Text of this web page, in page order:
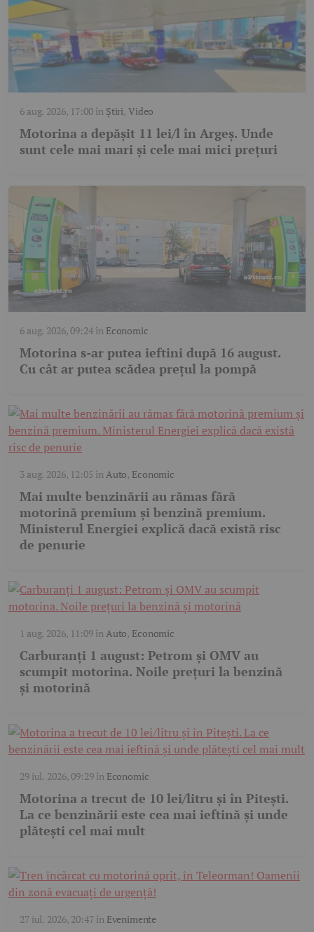
6 aug. 2026, 17:00în Știri,Video
Motorina a depășit 11 lei/l în Argeș. Unde
sunt cele mai mari și cele mai mici prețuri
6 aug. 2026, 09:24în Economic
Motorina s-ar putea ieftini după 16 august.
Cu cât ar putea scădea prețul la pompă
3 aug. 2026, 12:05 înAuto, Economic
Mai multe benzinării au rămas fără
motorină premium și benzină premium.
Ministerul Energiei explică dacă există risc
de penurie
1 aug. 2026, 11:09înAuto, Economic
Carburanți 1 august: Petrom și OMV au
scumpit motorina. Noile prețuri la benzină
și motorină
29 iul. 2026, 09:29în Economic
Motorina a trecut de 10 lei/litru și în Pitești.
La ce benzinării este cea mai ieftină și unde
plătești cel mai mult
27 iul. 2026, 20:47în Evenimente